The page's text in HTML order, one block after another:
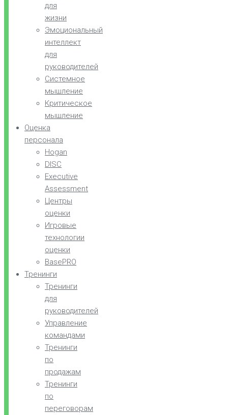
для
жизни
Эмоциональный
интеллект
для
руководителей
Системное
мышление
Критическое
мышление
Оценка
персонала
Hogan
DISC
Executive
Assessment
Центры
оценки
Игровые
технологии
оценки
BasePRO
Тренинги
Тренинги
для
руководителей
Управление
командами
Тренинги
по
продажам
Тренинги
по
переговорам